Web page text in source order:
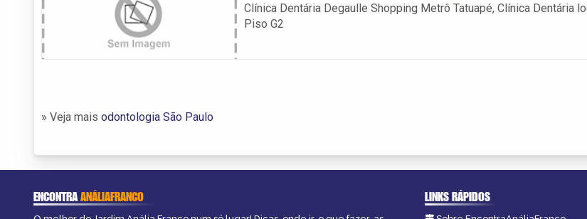
Clínica Dentária Degaulle Shopping Metrô Tatuapé, Clínica Dentária
Piso G2
» Veja mais odontologia São Paulo
ENCONTRAANÁLIAFRANCO LINKS RÁPIDOS